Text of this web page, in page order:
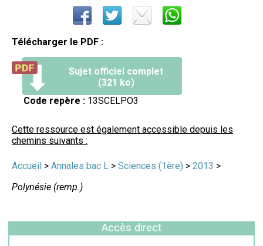
Télécharger le PDF :
Sujet officiel complet
(321 ko)
Code repère : 13SCELPO3
Cette ressource est également accessible depuis les
chemins suivants :
Accueil > Annales bac L > Sciences (1ère) > 2013 >
Polynésie (remp.)
Accès direct